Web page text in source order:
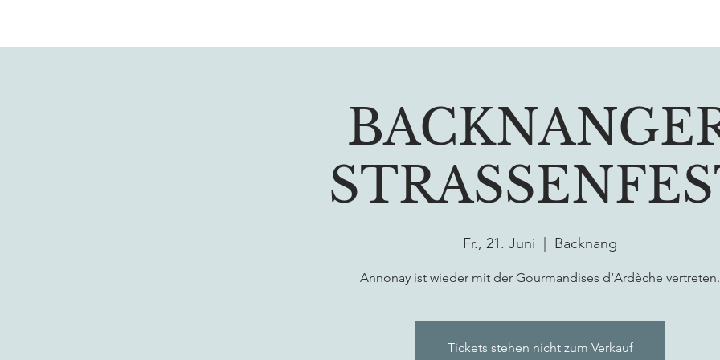
STRASSENFEST
Fr., 21. Juni Backnang
Annonay ist wieder mit der Gourmandises d‘Ardèche vertreten.
Tickets stehen nicht zum Verkauf